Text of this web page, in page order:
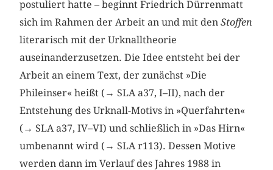
postuliert hatte – beginnt Friedrich Dürrenmatt
sich im Rahmen der Arbeit an und mit denStoffen
literarisch mit der Urknalltheorie
auseinanderzusetzen. Die Idee entsteht bei der
Arbeit an einem Text, der zunächst »Die
Phileinser« heißt (→ SLA a37, I–II), nach der
Entstehung des Urknall-Motivs in »Querfahrten«
(→ SLA a37, IV–VI) und schließlich in »Das Hirn«
umbenannt wird (→ SLA r113). Dessen Motive
werden dann im Verlauf des Jahres 1988 in